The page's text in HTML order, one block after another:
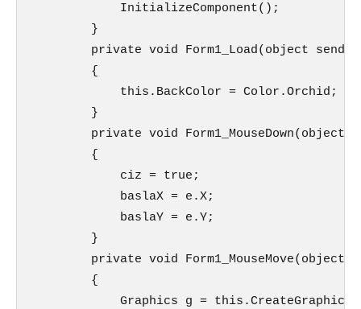
            InitializeComponent();
        }
private void Form1_Load(object
        {
            this.BackColor = Color.Orchid;
        }
private void Form1_MouseDown(object
        {
            ciz = true;
            baslaX = e.X;
            baslaY = e.Y;
        }
private void Form1_MouseMove(object
        {
Graphics g =